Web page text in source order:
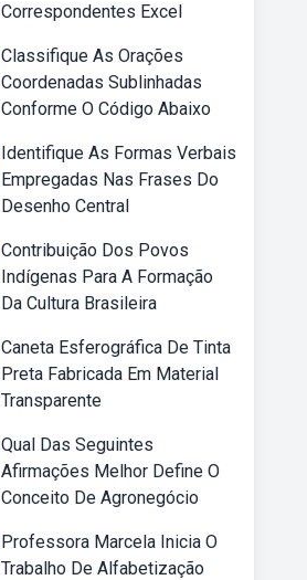
Correspondentes Excel
Classifique As Orações
Coordenadas Sublinhadas
Conforme O Código Abaixo
Identifique As Formas Verbais
Empregadas Nas Frases Do
Desenho Central
Contribuição Dos Povos
Indígenas Para A Formação
Da Cultura Brasileira
Caneta Esferográfica De Tinta
Preta Fabricada Em Material
Transparente
Qual Das Seguintes
Afirmações Melhor Define O
Conceito De Agronegócio
Professora Marcela Inicia O
Trabalho De Alfabetização